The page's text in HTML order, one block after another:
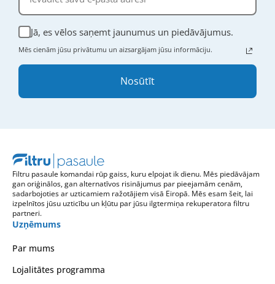
Jā, es vēlos saņemt jaunumus un piedāvājumus.
Mēs cienām jūsu privātumu un aizsargājam jūsu informāciju.
Nosūtīt
Filtru pasaule komandai rūp gaiss, kuru elpojat ik dienu. Mēs piedāvājam
gan oriģinālos, gan alternatīvos risinājumus par pieejamām cenām,
sadarbojoties ar uzticamiem ražotājiem visā Eiropā. Mēs esam šeit, lai
izpelnītos jūsu uzticību un kļūtu par jūsu ilgtermiņa rekuperatora filtru
partneri.
Uzņēmums
Par mums
Lojalitātes programma